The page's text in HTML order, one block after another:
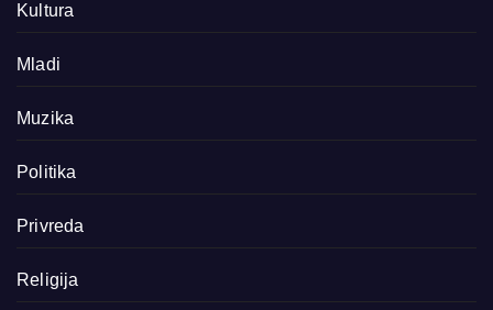
Kultura
Mladi
Muzika
Politika
Privreda
Religija